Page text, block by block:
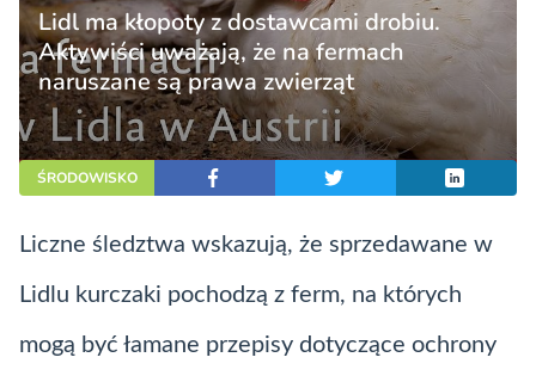
Lidl ma kłopoty z dostawcami drobiu.
Aktywiści uważają, że na fermach
naruszane są prawa zwierząt
ŚRODOWISKO
Liczne śledztwa wskazują, że sprzedawane w
Lidlu kurczaki pochodzą z ferm, na których
mogą być łamane przepisy dotyczące ochrony